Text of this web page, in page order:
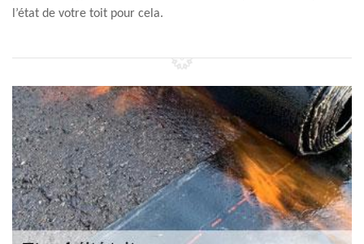
l’état de votre toit pour cela.